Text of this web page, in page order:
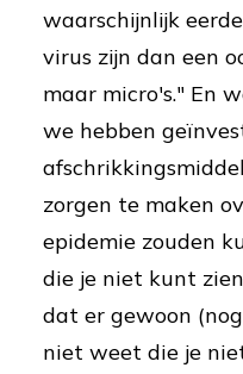
waarschijnlijk
virus zijn dan een
maar micro's." En
we hebben
zorgen te maken
epidemie zouden
die je niet kunt
dat er gewoon
niet weet die je